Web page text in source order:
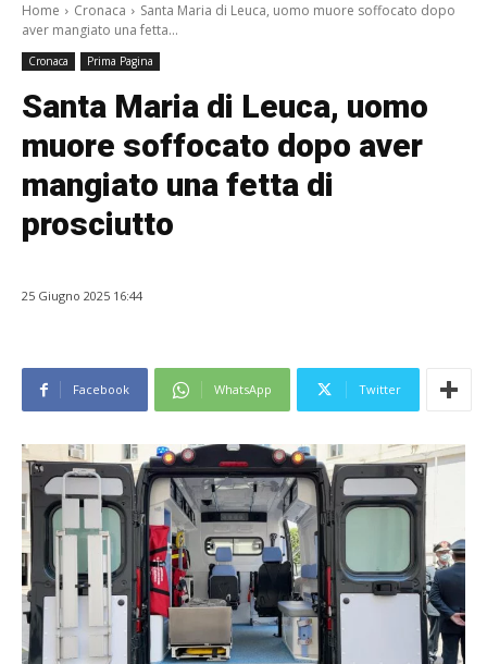
Home Cronaca
Santa Maria di Leuca, uomo muore soffocato dopo
aver mangiato una fetta...
Cronaca Prima Pagina
Santa Maria di Leuca, uomo
muore soffocato dopo aver
mangiato una fetta di
prosciutto
25 Giugno 2025 16:44
Facebook WhatsApp Twitter